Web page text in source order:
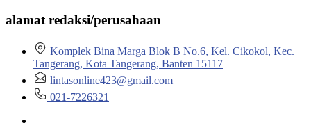
alamat redaksi/perusahaan
Komplek Bina Marga Blok B No.6, Kel. Cikokol, Kec.
Tangerang, Kota Tangerang, Banten 15117
lintasonline423@gmail.com
021-7226321